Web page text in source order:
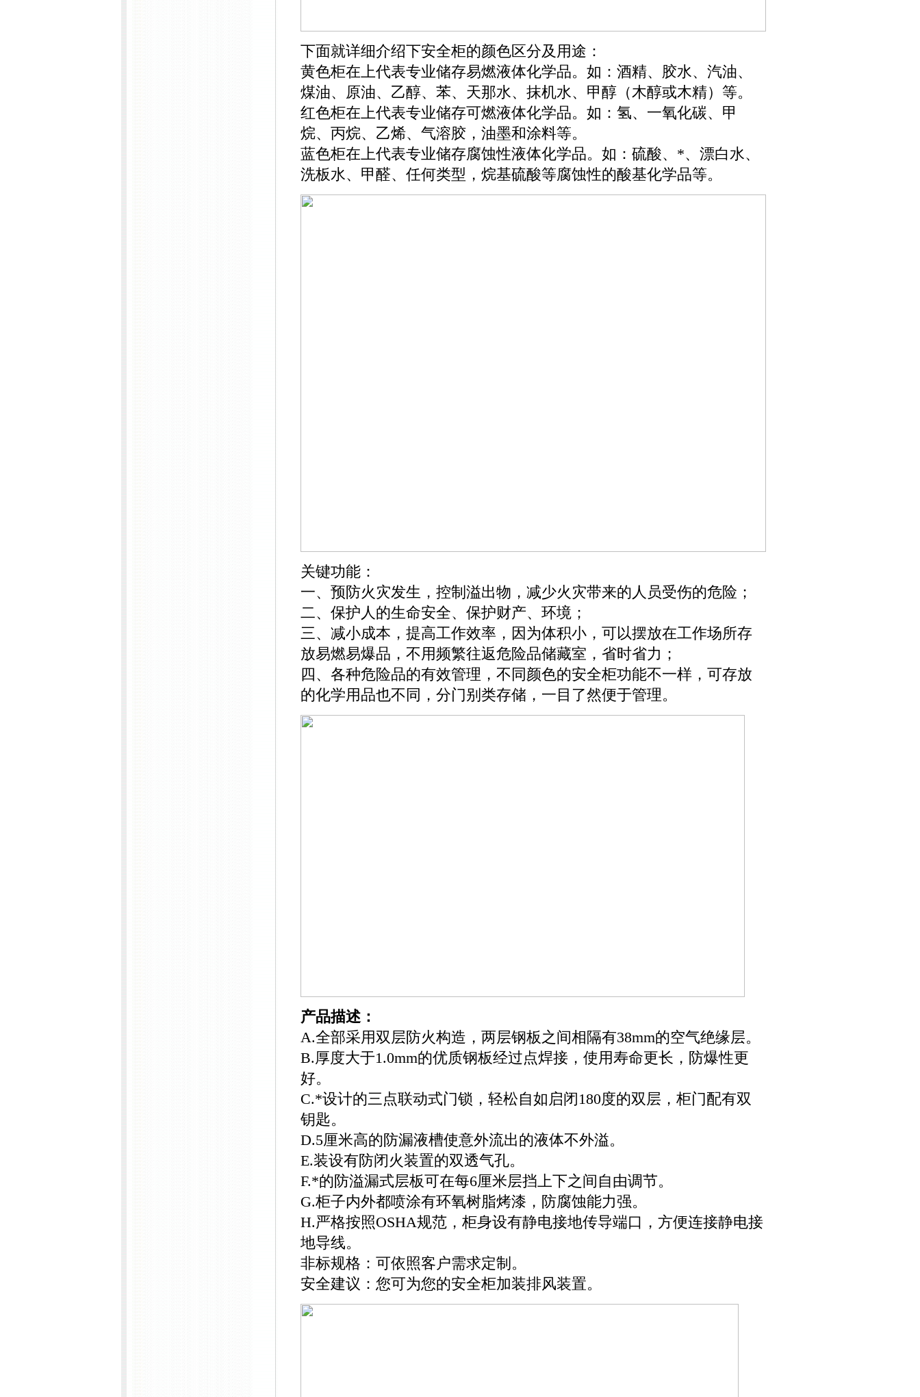
下面就详细介绍下安全柜的颜色区分及用途：
黄色柜在上代表专业储存易燃液体化学品。如：酒精、胶水、汽油、
煤油、原油、乙醇、苯、天那水、抹机水、甲醇（木醇或木精）等。
红色柜在上代表专业储存可燃液体化学品。如：氢、一氧化碳、甲
烷、丙烷、乙烯、气溶胶，油墨和涂料等。
蓝色柜在上代表专业储存腐蚀性液体化学品。如：硫酸、*、漂白水、
洗板水、甲醛、任何类型，烷基硫酸等腐蚀性的酸基化学品等。
关键功能：
一、预防火灾发生，控制溢出物，减少火灾带来的人员受伤的危险；
二、保护人的生命安全、保护财产、环境；
三、减小成本，提高工作效率，因为体积小，可以摆放在工作场所存
放易燃易爆品，不用频繁往返危险品储藏室，省时省力；
四、各种危险品的有效管理，不同颜色的安全柜功能不一样，可存放
的化学用品也不同，分门别类存储，一目了然便于管理。
产品描述：
A.全部采用双层防火构造，两层钢板之间相隔有38mm的空气绝缘层。
B.厚度大于1.0mm的优质钢板经过点焊接，使用寿命更长，防爆性更
好。
C.*设计的三点联动式门锁，轻松自如启闭180度的双层，柜门配有双
钥匙。
D.5厘米高的防漏液槽使意外流出的液体不外溢。
E.装设有防闭火装置的双透气孔。
F.*的防溢漏式层板可在每6厘米层挡上下之间自由调节。
G.柜子内外都喷涂有环氧树脂烤漆，防腐蚀能力强。
H.严格按照OSHA规范，柜身设有静电接地传导端口，方便连接静电接
地导线。
非标规格：可依照客户需求定制。
安全建议：您可为您的安全柜加装排风装置。